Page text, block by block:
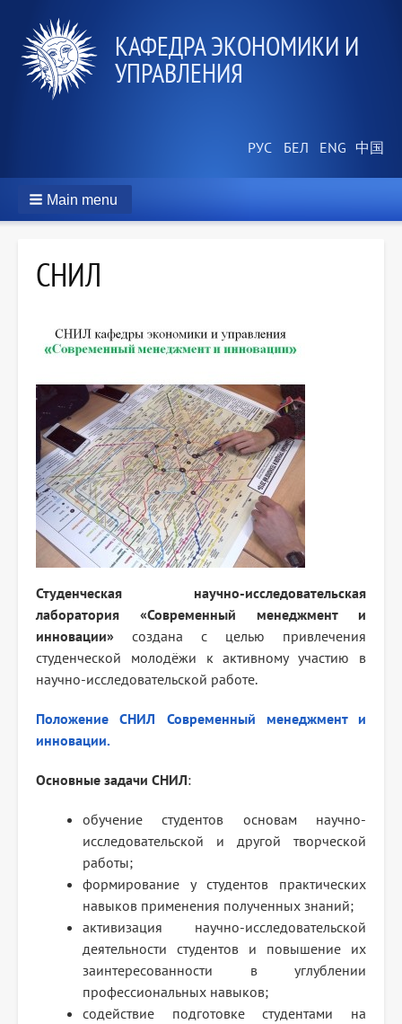
КАФЕДРА ЭКОНОМИКИ И
УПРАВЛЕНИЯ
Main menu
СНИЛ
Студенческая научно-исследовательская
лаборатория «Современный менеджмент и
инновации» создана с целью привлечения
студенческой молодёжи к активному участию в
научно-исследовательской работе.
Положение СНИЛ Современный менеджмент и
инновации.
Основные задачи СНИЛ:
обучение студентов основам научно-
исследовательской и другой творческой
работы;
формирование у студентов практических
навыков применения полученных знаний;
активизация научно-исследовательской
деятельности студентов и повышение их
заинтересованности в углублении
профессиональных навыков;
содействие подготовке студентами на